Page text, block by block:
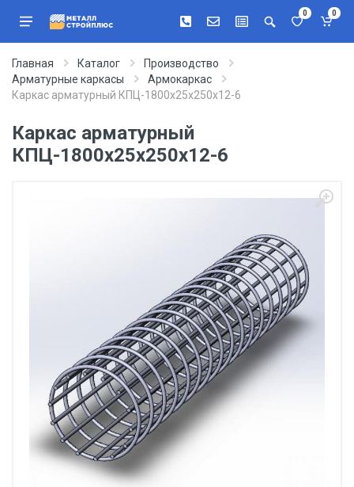
0 0
Главная Каталог
Производство
Арматурные каркасы
Армокаркас
Каркас арматурный КПЦ-1800х25х250х12-6
Каркас арматурный
КПЦ-1800х25х250х12-6